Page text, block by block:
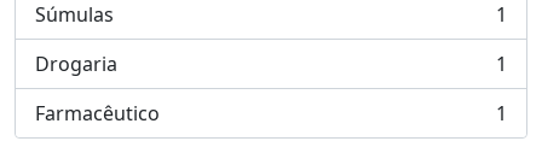
Súmulas
, 1 resultados
1
Drogaria
, 1 resultados
1
Farmacêutico
, 1 resultados 1